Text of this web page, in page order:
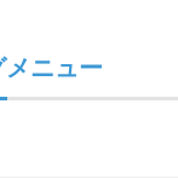
ニュー